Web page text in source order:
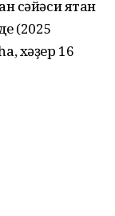
сәйәси яҡтан
(2025
хәҙер 16